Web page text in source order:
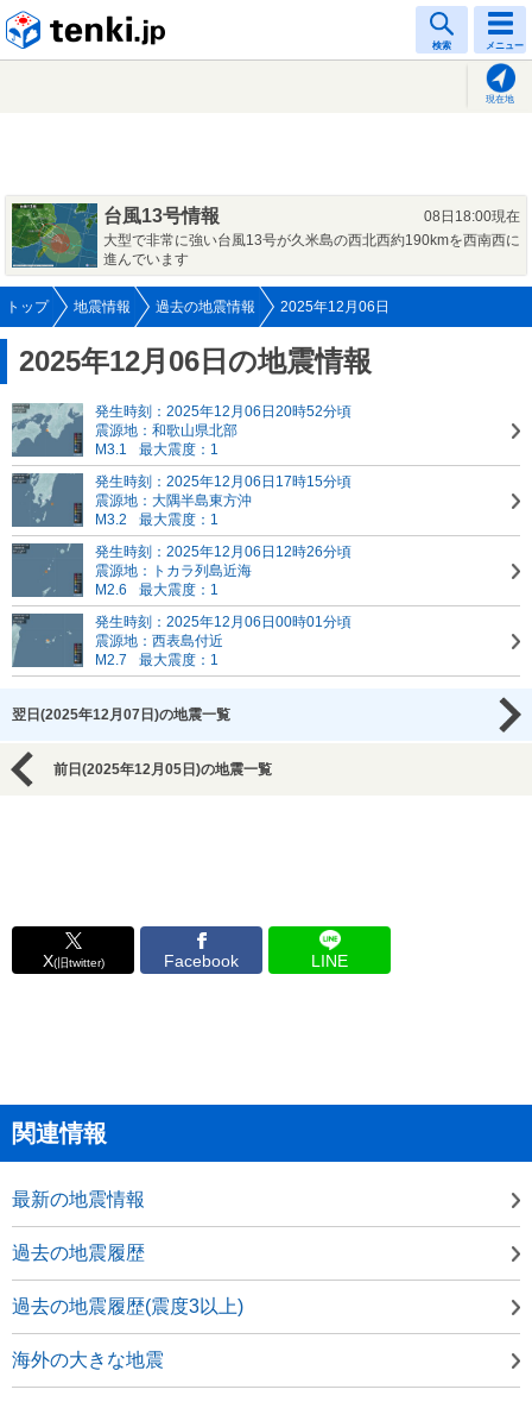
検索 メニュー
現在地
台風13号情報
08日18:00現在
大型で非常に強い台風13号が久米島の西北西約190kmを西南西に
進んでいます
トップ 地震情報 過去の地震情報 2025年12月06日
2025年12月06日の地震情報
発生時刻：2025年12月06日20時52分頃
震源地：和歌山県北部
M3.1
最大震度：1
発生時刻：2025年12月06日17時15分頃
震源地：大隅半島東方沖
M3.2
最大震度：1
発生時刻：2025年12月06日12時26分頃
震源地：トカラ列島近海
M2.6
最大震度：1
発生時刻：2025年12月06日00時01分頃
震源地：西表島付近
M2.7
最大震度：1
翌日(2025年12月07日)の地震一覧
前日(2025年12月05日)の地震一覧
X(旧twitter) Facebook LINE
関連情報
最新の地震情報
過去の地震履歴
過去の地震履歴(震度3以上)
海外の大きな地震